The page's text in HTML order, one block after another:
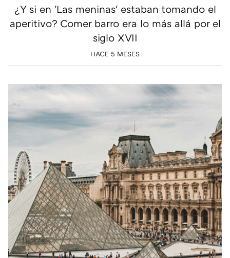
¿Y si en 'Las meninas' estaban tomando el
aperitivo? Comer barro era lo más allá por el
siglo XVII
HACE 5 MESES